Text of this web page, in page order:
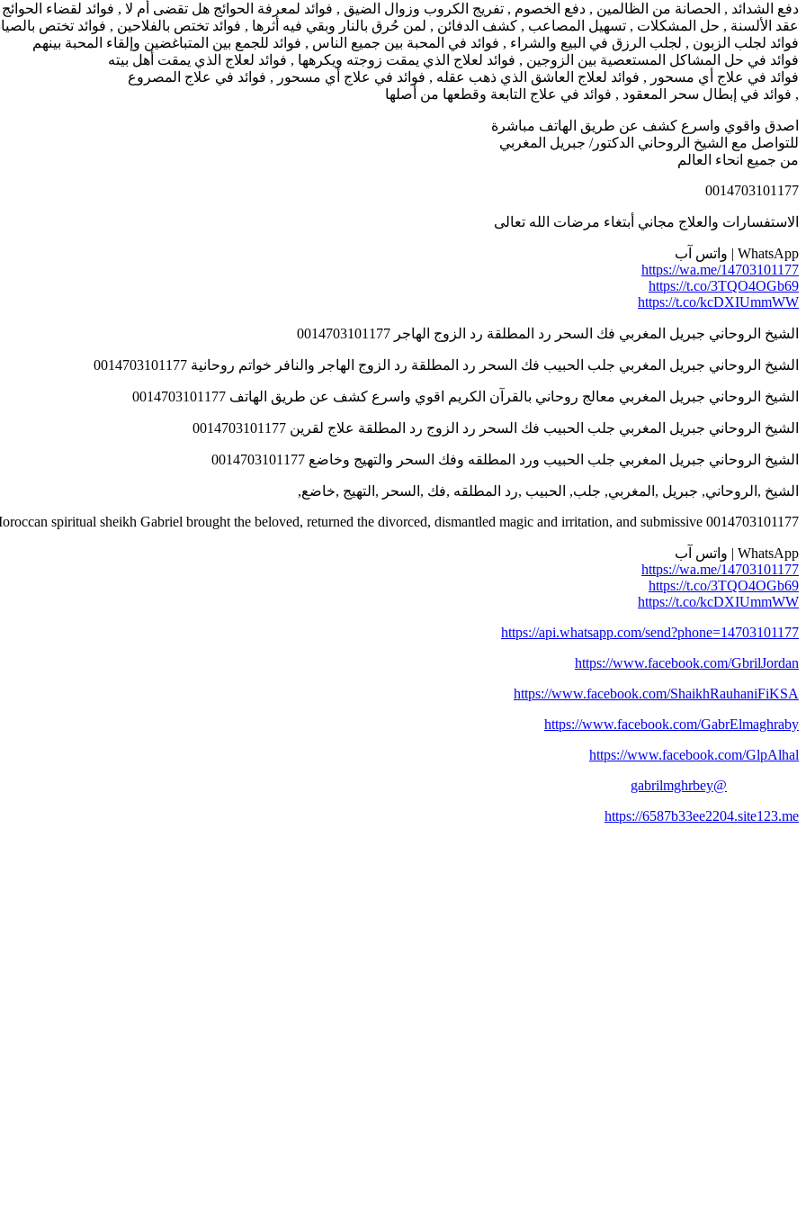
دفع الشدائد , الحصانة من الظالمين , دفع الخصوم , تفريج الكروب وزوال الضيق , فوائد لمعرفة الحوائج هل تقضى أم لا , فوائد لقضاء الحوائج
عقد الألسنة , حل المشكلات , تسهيل المصاعب , كشف الدفائن , لمن حُرق بالنار وبقي فيه أثرها , فوائد تختص بالفلاحين , فوائد تختص
فوائد لجلب الزبون , لجلب الرزق في البيع والشراء , فوائد في المحبة بين جميع الناس , فوائد للجمع بين المتباغضين وإلقاء المحبة بينهم
فوائد في حل المشاكل المستعصية بين الزوجين , فوائد لعلاج الذي يمقت زوجته ويكرهها , فوائد لعلاج الذي يمقت أهل بيته
فوائد في علاج أي مسحور , فوائد لعلاج العاشق الذي ذهب عقله , فوائد في علاج أي مسحور , فوائد في علاج المصروع
, فوائد في إبطال سحر المعقود , فوائد في علاج التابعة وقطعها من أصلها
اصدق واقوي واسرع كشف عن طريق الهاتف مباشرة
للتواصل مع الشيخ الروحاني الدكتور/ جبريل المغربي
من جميع انحاء العالم
0014703101177
الاستفسارات والعلاج مجاني أبتغاء مرضات الله تعالى
WhatsApp | واتس آب
https://wa.me/14703101177
https://t.co/3TQO4OGb69
https://t.co/kcDXIUmmWW
الشيخ الروحاني جبريل المغربي فك السحر رد المطلقة رد الزوج الهاجر 0014703101177
الشيخ الروحاني جبريل المغربي جلب الحبيب فك السحر رد المطلقة رد الزوج الهاجر والنافر خواتم روحانية 0014703101177
الشيخ الروحاني جبريل المغربي معالج روحاني بالقرآن الكريم اقوي واسرع كشف عن طريق الهاتف 0014703101177
الشيخ الروحاني جبريل المغربي جلب الحبيب فك السحر رد الزوج رد المطلقة علاج لقرين 0014703101177
الشيخ الروحاني جبريل المغربي جلب الحبيب ورد المطلقه وفك السحر والتهيج وخاضع 0014703101177
الشيخ ,الروحاني, جبريل ,المغربي, جلب, الحبيب ,رد المطلقه ,فك ,السحر ,التهيج ,خاضع,
spiritual sheikh Gabriel brought the beloved, returned the divorced, dismantled magic and irritation, and submissive 0014703101177
WhatsApp | واتس آب
https://wa.me/14703101177
https://t.co/3TQO4OGb69
https://t.co/kcDXIUmmWW
https://api.whatsapp.com/send?phone=14703101177
https://www.facebook.com/GbrilJordan
https://www.facebook.com/ShaikhRauhaniFiKSA
https://www.facebook.com/GabrElmaghraby
https://www.facebook.com/GlpAlhal
@gabrilmghrbey
https://6587b33ee2204.site123.me